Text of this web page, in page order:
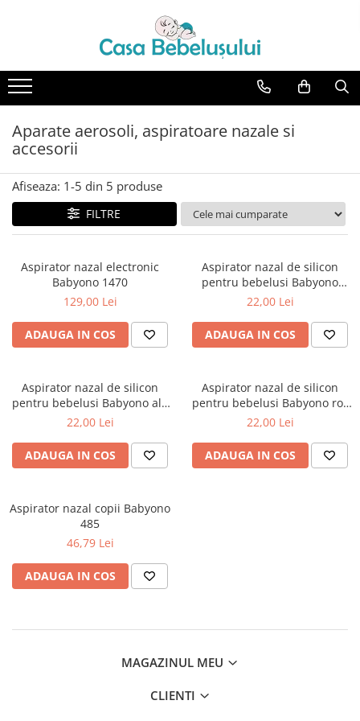
Toate Produsele
Accesorii carucioare copii
Accesorii carucioare
Genti
Aparate de sanatate si ingrijire
copii
Cantare bebelusi si copii
Termometre copii
Accesorii ingrijire copii
Bureti baie cadita
Cadite 92 cm
Covorase baie
Inaltatoare antiderapante
Olite antiderapante muzicale
Olite antiderapante simple
Olite simple
Olite tip scaunel muzicale
Olite tip scaunel simple
Reductoare antiderapante
Aparate aerosoli, aspiratoare nazale si
accesorii
Afiseaza: 1-5 din 5 produse
FILTRE
Aspirator nazal electronic
Babyono 1470
129,00 Lei
ADAUGA IN COS
Aspirator nazal de silicon
pentru bebelusi Babyono
albastru 043/01
22,00 Lei
ADAUGA IN COS
Aspirator nazal de silicon
pentru bebelusi Babyono alb
043/02
22,00 Lei
ADAUGA IN COS
Aspirator nazal de silicon
pentru bebelusi Babyono roz
043/03
22,00 Lei
ADAUGA IN COS
Aspirator nazal copii Babyono
485
46,79 Lei
ADAUGA IN COS
MAGAZINUL MEU
CLIENTI